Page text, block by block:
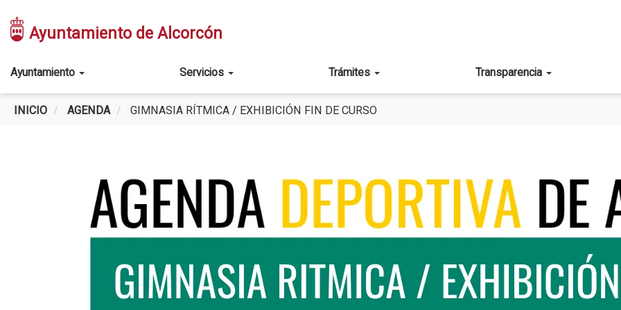
contenido
Ayuntamiento de Alcorcón
Main
navigation
Ayuntamiento Servicios Trámites Transparencia
INICIO AGENDA GIMNASIA RÍTMICA / EXHIBICIÓN FIN DE CURSO